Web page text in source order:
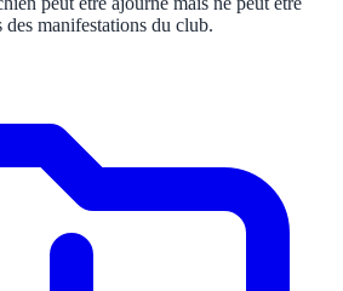
manifestations du club.